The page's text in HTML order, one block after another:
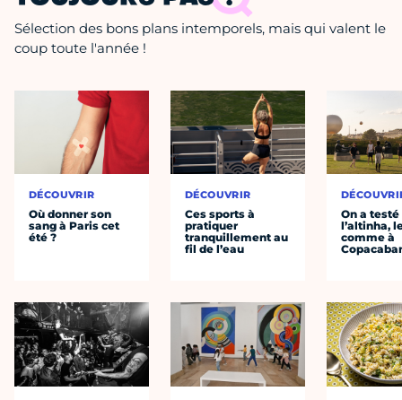
Sélection des bons plans intemporels, mais qui valent le
coup toute l'année !
DÉCOUVRIR
Où donner son
sang à Paris cet
été ?
DÉCOUVRIR
Ces sports à
pratiquer
tranquillement au
fil de l’eau
On a testé
l’altinha,
comme à